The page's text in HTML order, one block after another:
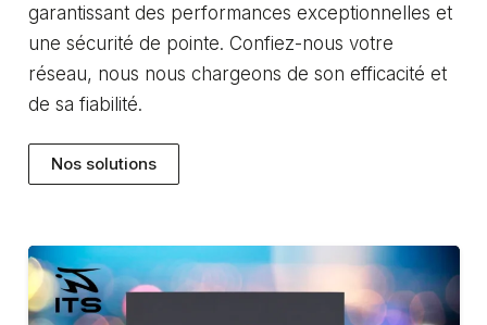
garantissant des performances exceptionnelles et
une sécurité de pointe. Confiez-nous votre
réseau, nous nous chargeons de son efficacité et
de sa fiabilité.
Nos solutions